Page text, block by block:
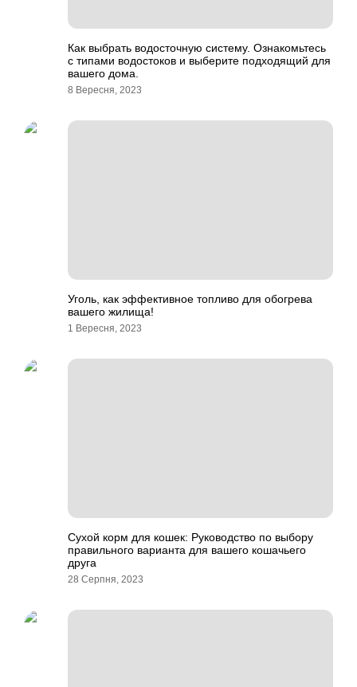
Как выбрать водосточную систему. Ознакомьтесь
с типами водостоков и выберите подходящий для
вашего дома.
8 Вересня, 2023
Уголь, как эффективное топливо для обогрева
вашего жилища!
1 Вересня, 2023
Сухой корм для кошек: Руководство по выбору
правильного варианта для вашего кошачьего
друга
28 Серпня, 2023